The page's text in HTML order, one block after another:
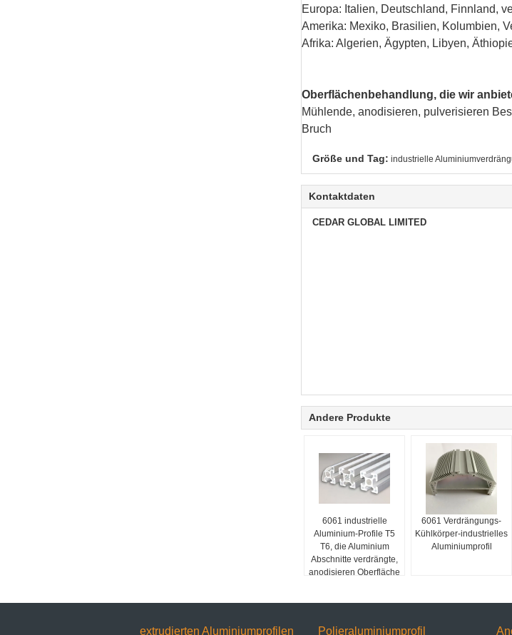
Europa: Italien, Deutschland, Finnland,
Amerika: Mexiko, Brasilien, Kolumbien,
Afrika: Algerien, Ägypten, Libyen,
Oberflächenbehandlung, die wir
Mühlende, anodisieren, pulverisieren
Bruch
Größe und Tag: industrielle
Kontaktdaten
CEDAR GLOBAL LIMITED
Andere Produkte
6061 industrielle
Aluminium-Profile T5
T6, die Aluminium
Abschnitte verdrängte,
anodisieren Oberfläche
6061 Verdrängungs-
Kühlkörper-industrielles
Aluminiumprofil
extrudierten Aluminiumprofilen Polieraluminiumprofil